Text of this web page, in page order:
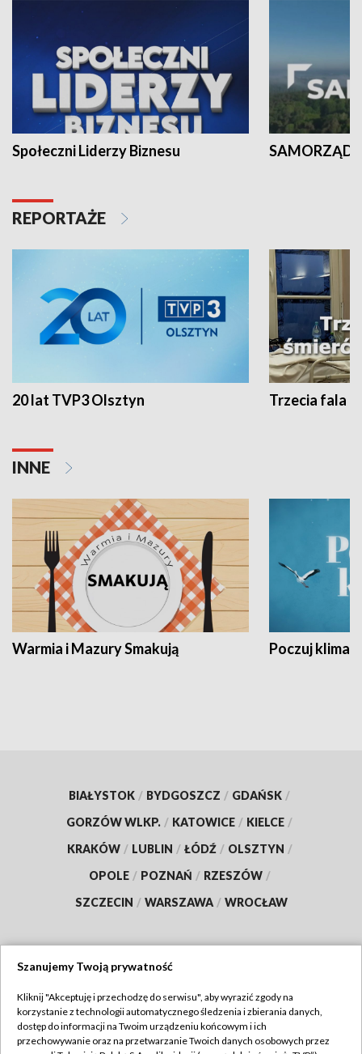
Społeczni Liderzy Biznesu SAMORZĄD
REPORTAŻE
20 lat TVP3 Olsztyn Trzecia fala -
INNE
Warmia i Mazury Smakują Poczuj klimat
BIAŁYSTOK / BYDGOSZCZ / GDAŃSK /
GORZÓW WLKP. / KATOWICE / KIELCE /
KRAKÓW / LUBLIN / ŁÓDŹ / OLSZTYN /
OPOLE / POZNAŃ / RZESZÓW /
SZCZECIN / WARSZAWA / WROCŁAW
TVP
Abonament TVP
Regulamin TVP
Szanujemy Twoją prywatność
Kliknij "Akceptuję i przechodzę do serwisu", aby wyrazić zgody na
korzystanie z technologii automatycznego śledzenia i zbierania danych,
dostęp do informacji na Twoim urządzeniu końcowym i ich
przechowywanie oraz na przetwarzanie Twoich danych osobowych przez